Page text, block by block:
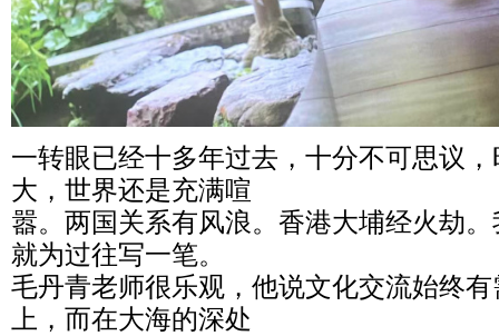
一转眼已经十多年过去，十分不可思议
大，世界还是充满喧
嚣。两国关系有风浪。香港大埔经火劫
就为过往写一笔。
毛丹青老师很乐观，他说文化交流始终
上，而在大海的深处